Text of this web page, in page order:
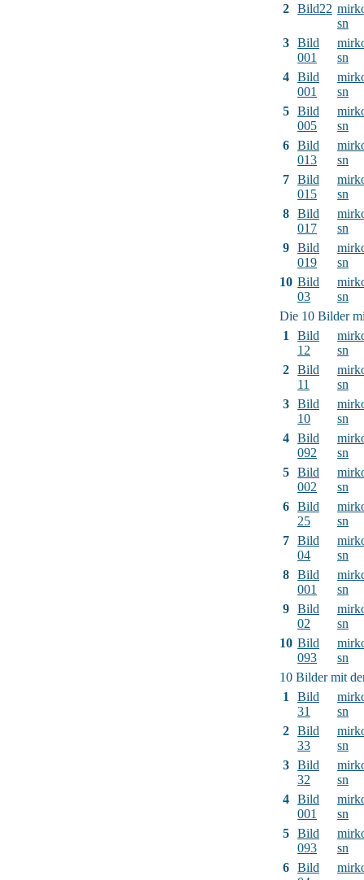
2 Bild22
sn
3 Bild
001
sn
4 Bild
001
sn
5 Bild
005
sn
6 Bild
013
sn
7 Bild
015
sn
8 Bild
017
sn
9 Bild
019
sn
10 Bild
03
sn
Die 10 Bilder
1
Bild
12
sn
2 Bild
11
sn
3 Bild
10
sn
4 Bild
092
sn
5 Bild
002
sn
6 Bild
25
sn
7 Bild
04
sn
8 Bild
001
sn
9 Bild
02
sn
10 Bild
093
sn
10 Bilder mit
1
Bild
31
sn
2 Bild
33
sn
3 Bild
32
sn
4 Bild
001
sn
5 Bild
093
sn
6 Bild